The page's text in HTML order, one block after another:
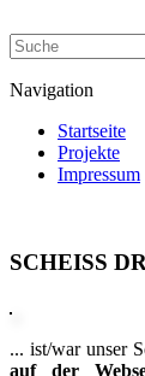
Navigation
Startseite
Projekte
Impressum
SCHEISS
... ist/war unser
auf der